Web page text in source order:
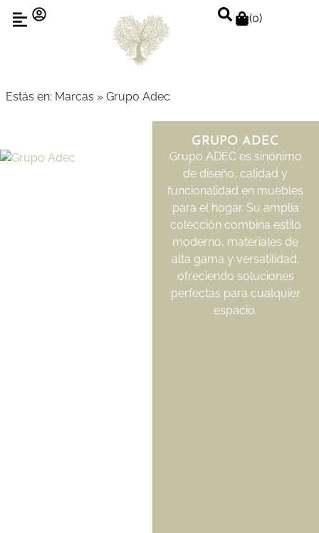
(0)
Estás en: Marcas » Grupo Adec
GRUPO ADEC
Grupo ADEC es sinónimo
de diseño, calidad y
funcionalidad en muebles
para el hogar. Su amplia
colección combina estilo
moderno, materiales de
alta gama y versatilidad,
ofreciendo soluciones
perfectas para cualquier
espacio.